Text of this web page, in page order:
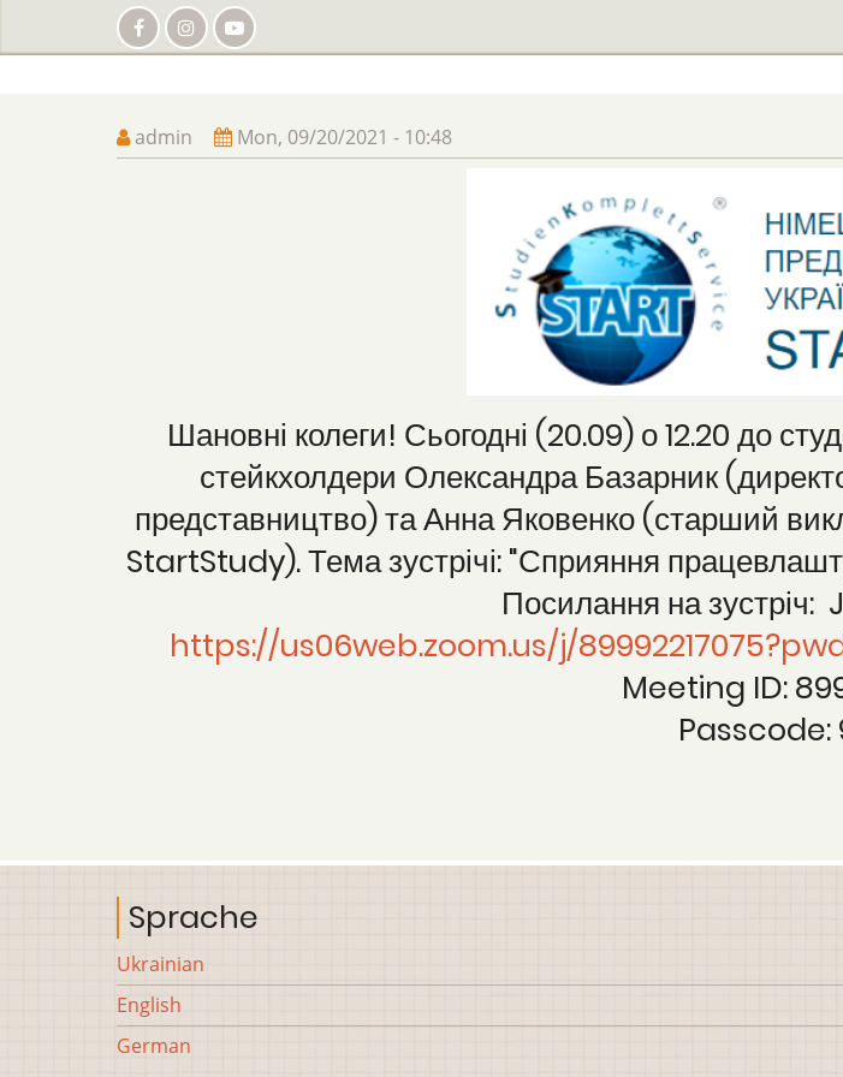
admin
Mon, 09/20/2021 - 10:48
Шановні колеги! Сьогодні (20.09) о 12.20 до
стейкхолдери Олександра Базарник
представництво) та Анна Яковенко (старший
StartStudy). Тема зустрічі: "Сприяння
Посилання на
https://us06web.zoom.us/j/
Meeting ID:
Passcode:
Sprache
Ukrainian
English
German